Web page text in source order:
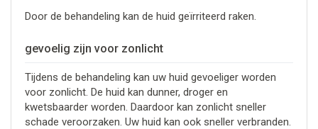
Door de behandeling kan de huid geïrriteerd raken.
gevoelig zijn voor zonlicht
Tijdens de behandeling kan uw huid gevoeliger worden
voor zonlicht. De huid kan dunner, droger en
kwetsbaarder worden. Daardoor kan zonlicht sneller
schade veroorzaken. Uw huid kan ook sneller verbranden.